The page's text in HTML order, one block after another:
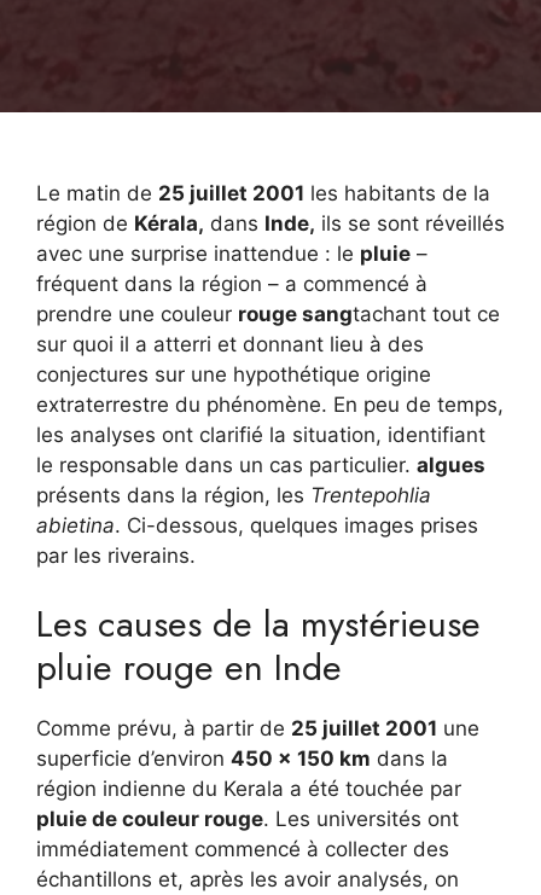
Le matin de 25 juillet 2001 les habitants de la
région de Kérala, dans Inde, ils se sont réveillés
avec une surprise inattendue : le pluie –
fréquent dans la région – a commencé à
prendre une couleur rouge sangtachant tout ce
sur quoi il a atterri et donnant lieu à des
conjectures sur une hypothétique origine
extraterrestre du phénomène. En peu de temps,
les analyses ont clarifié la situation, identifiant
le responsable dans un cas particulier. algues
présents dans la région, les Trentepohlia
abietina. Ci-dessous, quelques images prises
par les riverains.
Les causes de la mystérieuse
pluie rouge en Inde
Comme prévu, à partir de 25 juillet 2001 une
superficie d’environ 450 x 150 km dans la
région indienne du Kerala a été touchée par
pluie de couleur rouge. Les universités ont
immédiatement commencé à collecter des
échantillons et, après les avoir analysés, on